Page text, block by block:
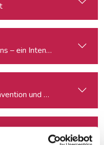
– ein Intensiv-Workshop
und Erste-Hilfe bei
investigativ arbeiten,